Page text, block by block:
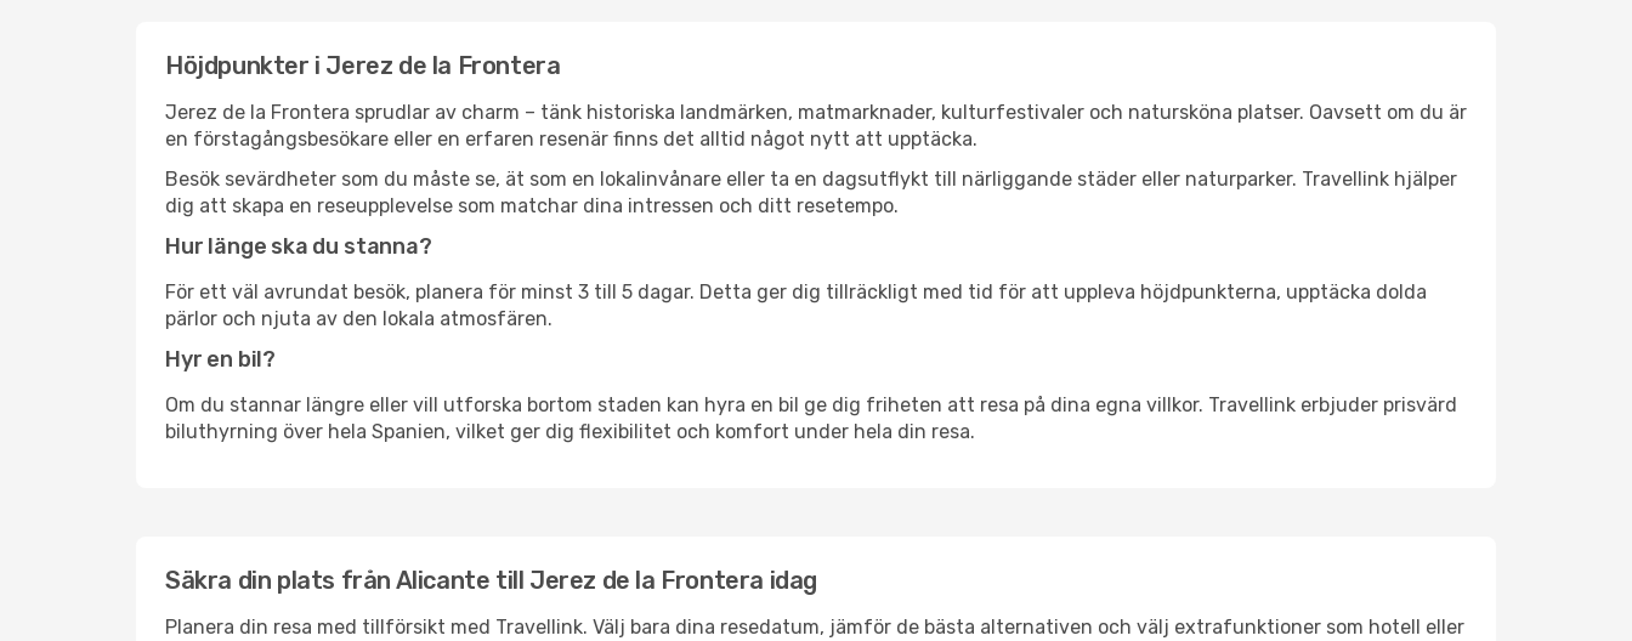
Höjdpunkter i Jerez de la Frontera
Jerez de la Frontera sprudlar av charm – tänk historiska landmärken, matmarknader, kulturfestivaler och natursköna platser. Oavsett om du är
en förstagångsbesökare eller en erfaren resenär finns det alltid något nytt att upptäcka.
Besök sevärdheter som du måste se, ät som en lokalinvånare eller ta en dagsutflykt till närliggande städer eller naturparker. Travellink hjälper
dig att skapa en reseupplevelse som matchar dina intressen och ditt resetempo.
Hur länge ska du stanna?
För ett väl avrundat besök, planera för minst 3 till 5 dagar. Detta ger dig tillräckligt med tid för att uppleva höjdpunkterna, upptäcka dolda
pärlor och njuta av den lokala atmosfären.
Hyr en bil?
Om du stannar längre eller vill utforska bortom staden kan hyra en bil ge dig friheten att resa på dina egna villkor. Travellink erbjuder prisvärd
biluthyrning över hela Spanien, vilket ger dig flexibilitet och komfort under hela din resa.
Säkra din plats från Alicante till Jerez de la Frontera idag
Planera din resa med tillförsikt med Travellink. Välj bara dina resedatum, jämför de bästa alternativen och välj extrafunktioner som hotell eller